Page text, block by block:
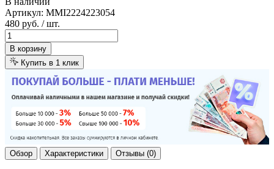
Артикул: MMI2224223054
480 руб. / шт.
В корзину
Купить в 1 клик
Обзор Характеристики Отзывы (0)